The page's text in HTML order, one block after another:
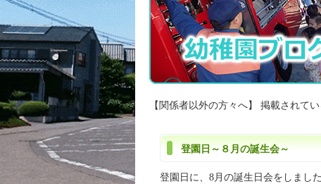
【関係者以外の方々へ】 掲載されて
登園日～８月の誕生会～
登園日に、8月の誕生日会をしました